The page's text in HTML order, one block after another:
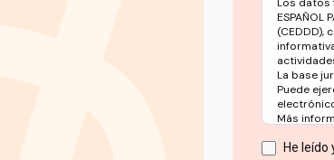
ESPAÑOL
La base
Puede
Más
He leído